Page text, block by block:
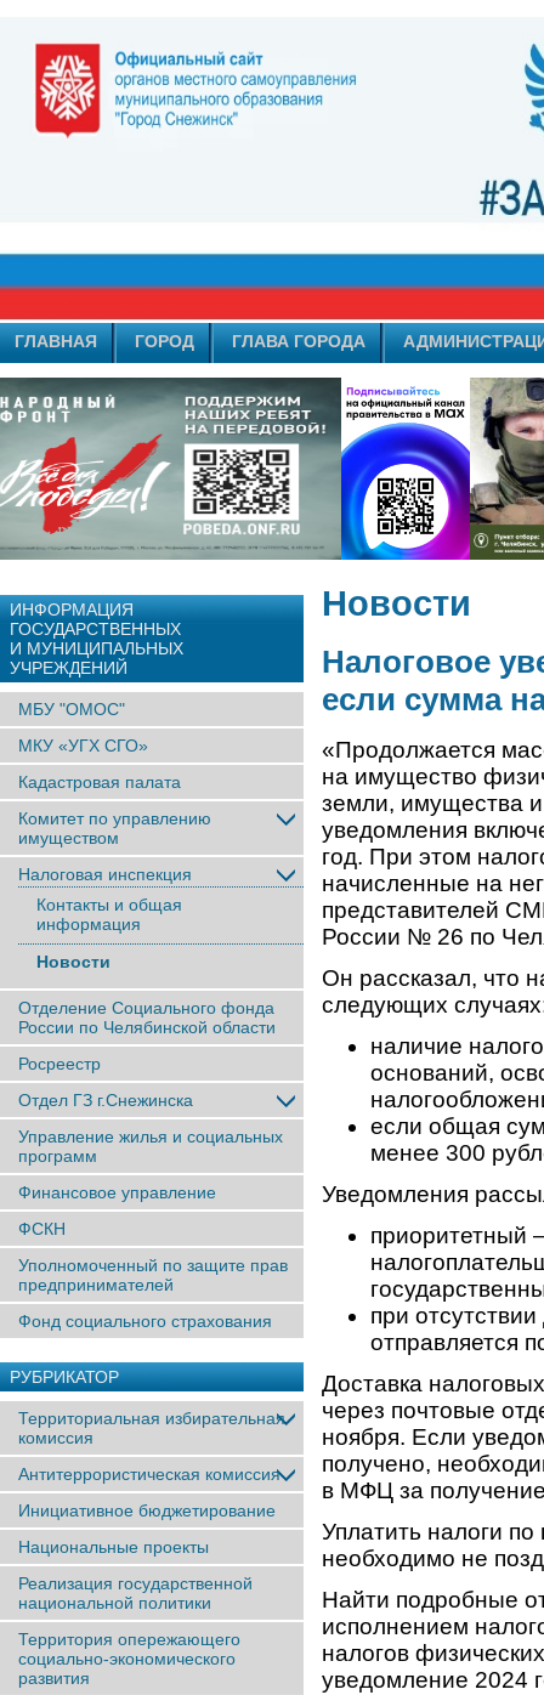
ГЛАВНАЯ ГОРОД ГЛАВА ГОРОДА
ИНФОРМАЦИЯ
ГОСУДАРСТВЕННЫХ
И МУНИЦИПАЛЬНЫХ
УЧРЕЖДЕНИЙ
МБУ "ОМОС"
МКУ «УГХ СГО»
Кадастровая палата
Комитет по управлению
имуществом
Налоговая инспекция
Контакты и общая
информация
Новости
Отделение Социального фонда
России по Челябинской области
Росреестр
Отдел ГЗ г.Снежинска
Управление жилья и социальных
программ
Финансовое управление
ФСКН
Уполномоченный по защите прав
предпринимателей
Фонд социального страхования
РУБРИКАТОР
Территориальная избирательная
комиссия
Антитеррористическая комиссия
Инициативное бюджетирование
Национальные проекты
Реализация государственной
национальной политики
Территория опережающего
социально-экономического
развития
Новости
Налоговое
если сумма
«Продолжается
на имущество
земли, имущества
уведомления
год. При этом
начисленные на
представителей
России № 26 по
Он рассказал, что
следующих
наличие
оснований,
если общая
менее 300
Уведомления
приоритетный
при
отправляется
Доставка
через почтовые
ноября. Если
получено,
в МФЦ за
Уплатить налоги
необходимо не
Найти подробные
исполнением
налогов
уведомление 2024